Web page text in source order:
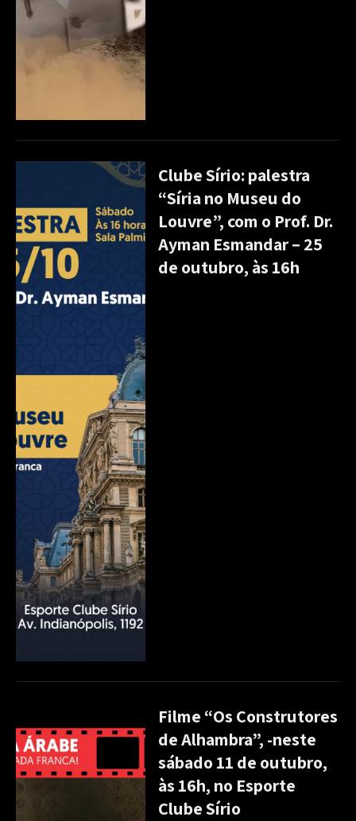
Clube Sírio: palestra
“Síria no Museu do
Louvre”, com o Prof. Dr.
Ayman Esmandar – 25
de outubro, às 16h
Filme “Os Construtores
de Alhambra”, -neste
sábado 11 de outubro,
às 16h, no Esporte
Clube Sírio